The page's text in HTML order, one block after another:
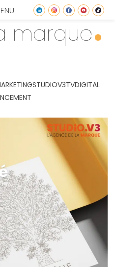
marque
STUDIOV3TVDIGITAL